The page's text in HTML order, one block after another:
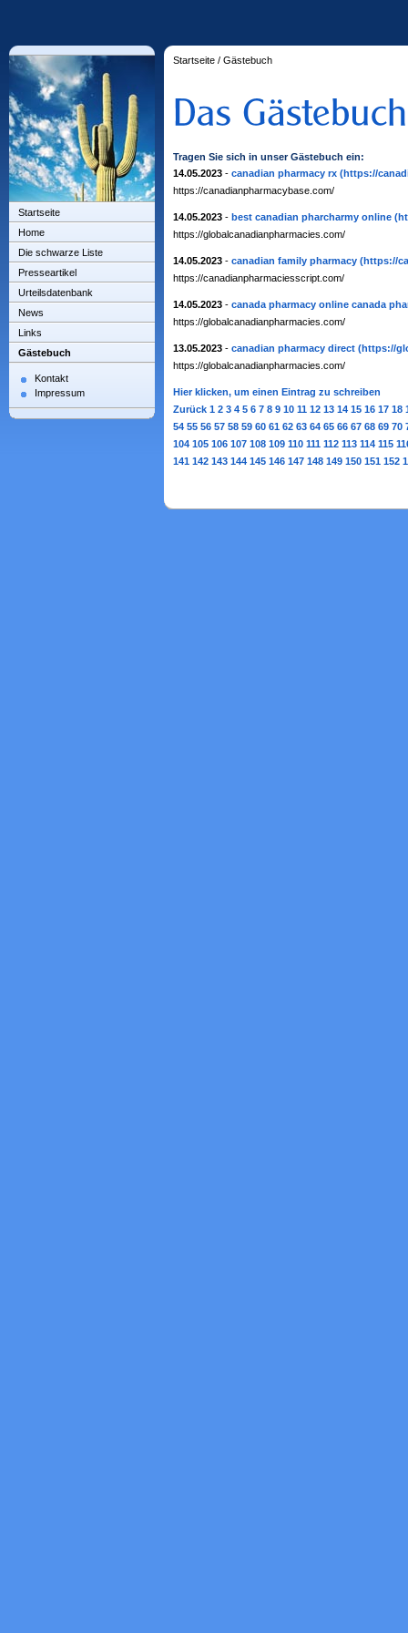
Startseite
Home
Die schwarze Liste
Presseartikel
Urteilsdatenbank
News
Links
Gästebuch
Kontakt
Impressum
Startseite / Gästebuch
Tragen Sie sich in unser Gästebuch ein:
14.05.2023 - canadian pharmacy rx (https://
https://canadianpharmacybase.com/
14.05.2023 - best canadian pharcharmy online
https://globalcanadianpharmacies.com/
14.05.2023 - canadian family pharmacy (https://
https://canadianpharmaciesscript.com/
14.05.2023 - canada pharmacy online canada
https://globalcanadianpharmacies.com/
13.05.2023 - canadian pharmacy direct (https://
https://globalcanadianpharmacies.com/
Hier klicken, um einen Eintrag zu schreiben
Zurück 1 2 3 4 5 6 7 8 9 10 11 12 13 14 15 16 17 18
54 55 56 57 58 59 60 61 62 63 64 65 66 67 68 69 70
104 105 106 107 108 109 110 111 112 113 114 115
141 142 143 144 145 146 147 148 149 150 151 152